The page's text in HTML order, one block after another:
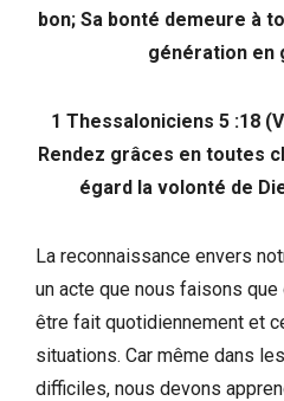
bon; Sa bonté demeure à
génération en
1 Thessaloniciens 5 :18
Rendez grâces en toutes
égard la volonté de
La reconnaissance envers
un acte que nous faisons
être fait quotidiennement et
situations. Car même dans
difficiles, nous devons